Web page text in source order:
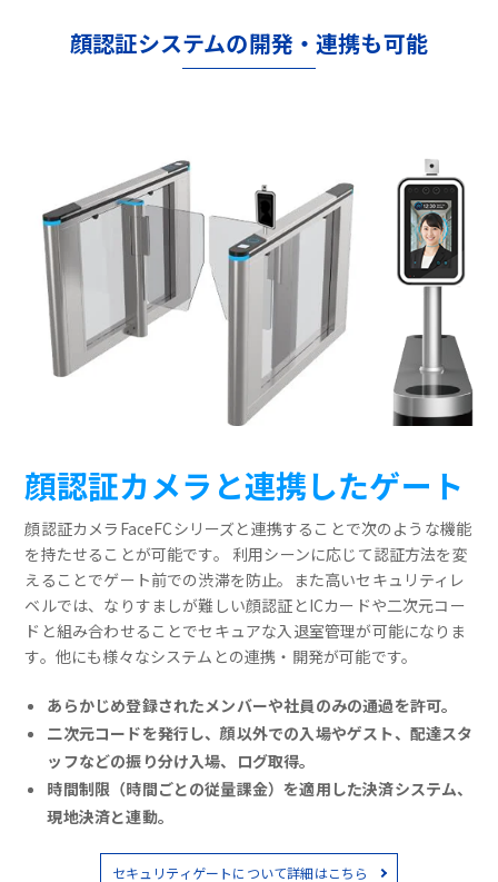
顔認証システムの開発・連携も可能
顔認証カメラと連携したゲート
顔認証カメラFaceFCシリーズと連携することで次のような機能
を持たせることが可能です。 利用シーンに応じて認証方法を変
えることでゲート前での渋滞を防止。また高いセキュリティレ
ベルでは、なりすましが難しい顔認証とICカードや二次元コー
ドと組み合わせることでセキュアな入退室管理が可能になりま
す。他にも様々なシステムとの連携・開発が可能です。
あらかじめ登録されたメンバーや社員のみの通過を許可。
二次元コードを発行し、顔以外での入場やゲスト、配達スタ
ッフなどの振り分け入場、ログ取得。
時間制限（時間ごとの従量課金）を適用した決済システム、
現地決済と連動。
セキュリティゲートについて詳細はこちら